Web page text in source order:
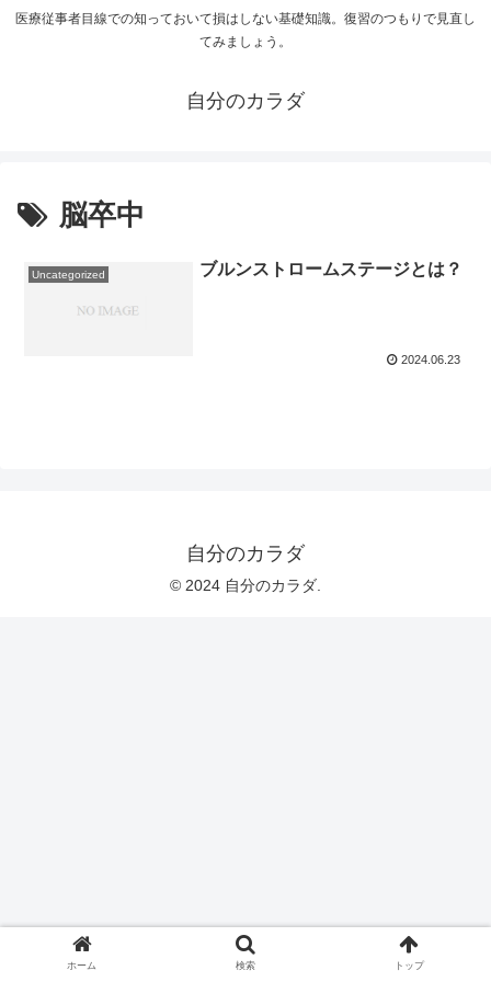
医療従事者目線での知っておいて損はしない基礎知識。復習のつもりで見直し
てみましょう。
自分のカラダ
脳卒中
Uncategorized ブルンストロームステージとは？
2024.06.23
自分のカラダ
© 2024 自分のカラダ.
ホーム 検索 トップ